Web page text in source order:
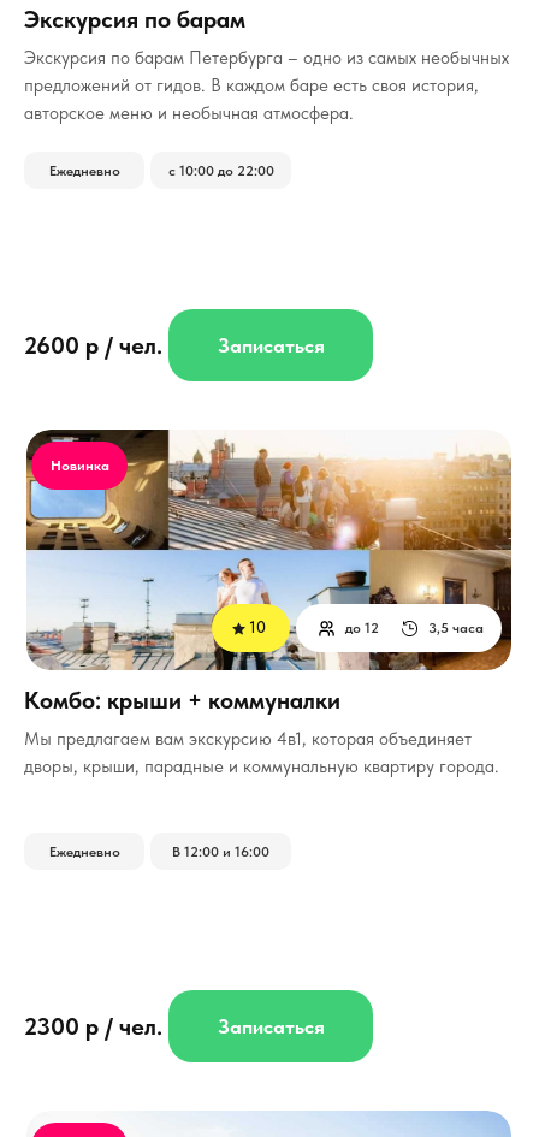
­Экскурсия по барам Петербурга – одно из самых необычных
предложений от гидов. В каждом баре есть своя история,
авторское меню и необычная атмосфера.
2600 р / чел.
Ежедневно с 10:00 до 22:00
Записаться
Экскурсия по барам
Мы предлагаем вам экскурсию 4в1, которая объединяет
дворы, крыши, парадные и коммунальную квартиру города.
2300 р / чел.
3,5 часа
до 12
Ежедневно В 12:00 и 16:00
Новинка
Записаться
Комбо: крыши + коммуналки
10